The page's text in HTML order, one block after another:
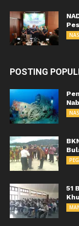
POSTING
51